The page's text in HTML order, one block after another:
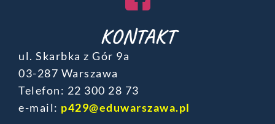
KONTAKT
ul. Skarbka z Gór 9a
03-287 Warszawa
Telefon: ‎22 300 28 73
e-mail: p429@eduwarszawa.pl